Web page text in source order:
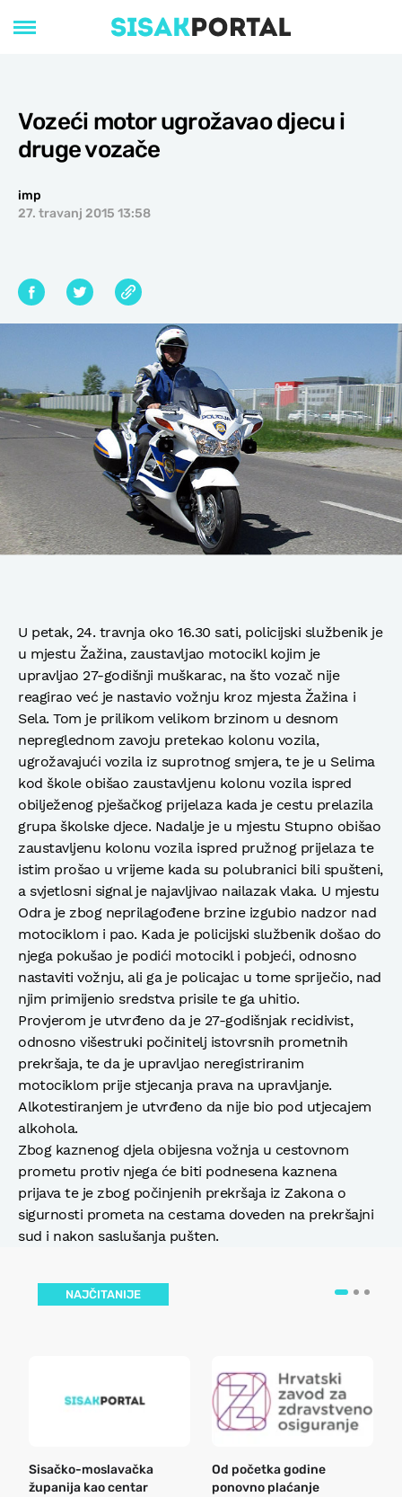
Vozeći motor ugrožavao djecu i
druge vozače
imp
27. travanj 2015 13:58
U petak, 24. travnja oko 16.30 sati, policijski službenik je
u mjestu Žažina, zaustavljao motocikl kojim je
upravljao 27-godišnji muškarac, na što vozač nije
reagirao već je nastavio vožnju kroz mjesta Žažina i
Sela. Tom je prilikom velikom brzinom u desnom
nepreglednom zavoju pretekao kolonu vozila,
ugrožavajući vozila iz suprotnog smjera, te je u Selima
kod škole obišao zaustavljenu kolonu vozila ispred
obilježenog pješačkog prijelaza kada je cestu prelazila
grupa školske djece. Nadalje je u mjestu Stupno obišao
zaustavljenu kolonu vozila ispred pružnog prijelaza te
istim prošao u vrijeme kada su polubranici bili spušteni,
a svjetlosni signal je najavljivao nailazak vlaka. U mjestu
Odra je zbog neprilagođene brzine izgubio nadzor nad
motociklom i pao. Kada je policijski službenik došao do
njega pokušao je podići motocikl i pobjeći, odnosno
nastaviti vožnju, ali ga je policajac u tome spriječio, nad
njim primijenio sredstva prisile te ga uhitio.
Provjerom je utvrđeno da je 27-godišnjak recidivist,
odnosno višestruki počinitelj istovrsnih prometnih
prekršaja, te da je upravljao neregistriranim
motociklom prije stjecanja prava na upravljanje.
Alkotestiranjem je utvrđeno da nije bio pod utjecajem
alkohola.
Zbog kaznenog djela obijesna vožnja u cestovnom
prometu protiv njega će biti podnesena kaznena
prijava te je zbog počinjenih prekršaja iz Zakona o
sigurnosti prometa na cestama doveden na prekršajni
sud i nakon saslušanja pušten.
NAJČITANIJE
Sisačko-moslavačka
županija kao centar
Od početka godine
ponovno plaćanje